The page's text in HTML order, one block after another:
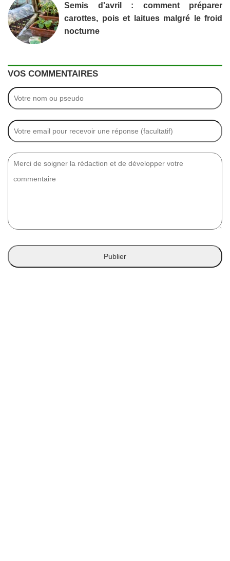
Semis d'avril : comment préparer
carottes, pois et laitues malgré le froid
nocturne
VOS COMMENTAIRES